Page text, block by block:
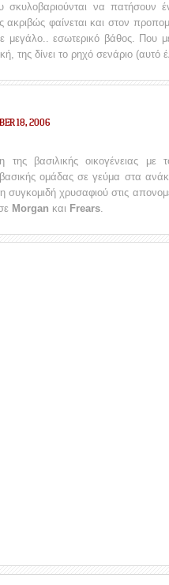
σκυλοβαριούνται να πατήσουν
φαίνεται και στον
μεγάλο.. εσωτερικό βάθος. Που
της δίνει το ρηχό σενάριο (αυτό
18, 2006
της βασιλικής οικογένειας
ομάδας σε γεύμα στα
συγκομιδή χρυσαφιού στις
Morgan και Frears.